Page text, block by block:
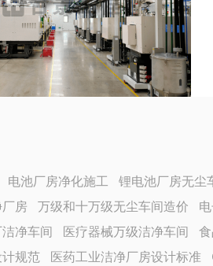
电池厂房净化施工
锂电池厂房无尘
房
万级和十万级无尘车间造价
净车间
医疗器械万级洁净车间
规范
医药工业洁净厂房设计标准